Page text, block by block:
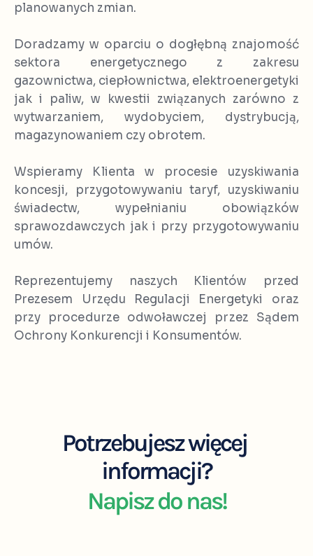
planowanych zmian.
Doradzamy w oparciu o dogłębną znajomość
sektora energetycznego z zakresu
gazownictwa, ciepłownictwa, elektroenergetyki
jak i paliw, w kwestii związanych zarówno z
wytwarzaniem, wydobyciem, dystrybucją,
magazynowaniem czy obrotem.
Wspieramy Klienta w procesie uzyskiwania
koncesji, przygotowywaniu taryf, uzyskiwaniu
świadectw, wypełnianiu obowiązków
sprawozdawczych jak i przy przygotowywaniu
umów.
Reprezentujemy naszych Klientów przed
Prezesem Urzędu Regulacji Energetyki oraz
przy procedurze odwoławczej przez Sądem
Ochrony Konkurencji i Konsumentów.
Potrzebujesz więcej
informacji?
Napisz do nas!